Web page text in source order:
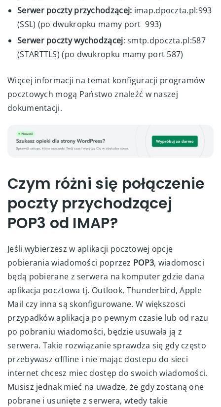
Serwer poczty przychodzącej: imap.dpoczta.pl:993
(SSL) (po dwukropku mamy port 993)
Serwer poczty wychodzącej: smtp.dpoczta.pl:587
(STARTTLS) (po dwukropku mamy port 587)
Więcej informacji na temat konfiguracji programów
pocztowych mogą Państwo znaleźć w naszej
dokumentacji.
Czym różni się połączenie
poczty przychodzącej
POP3 od IMAP?
Jeśli wybierzesz w aplikacji pocztowej opcję
pobierania wiadomości poprzez POP3, wiadomosci
będą pobierane z serwera na komputer gdzie dana
aplikacja pocztowa tj. Outlook, Thunderbird, Apple
Mail czy inna są skonfigurowane. W większosci
przypadków aplikacja po pewnym czasie lub od razu
po pobraniu wiadomości, będzie usuwała ją z
serwera. Takie rozwiązanie sprawdza się gdy często
przebywasz offline i nie mając dostepu do sieci
internet chcesz miec dostęp do swoich wiadomości.
Musisz jednak mieć na uwadze, że gdy zostaną one
pobrane i usunięte z serwera, wtedy takie